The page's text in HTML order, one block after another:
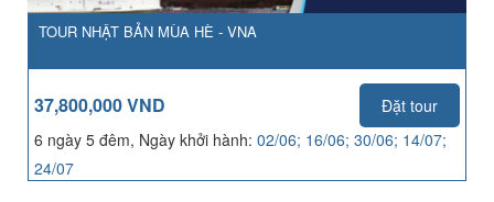
TOUR NHẬT BẢN MÙA HÈ - VNA
37,800,000 VND
Đặt tour
6 ngày 5 đêm, Ngày khởi hành: 02/06; 16/06; 30/06; 14/07;
24/07